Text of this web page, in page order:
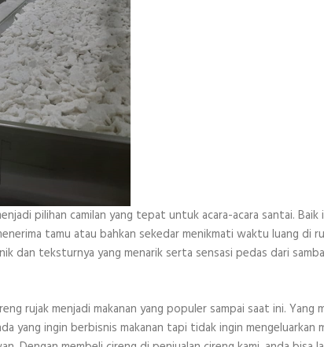
pilihan camilan yang tepat untuk acara-acara santai.
tamu atau bahkan sekedar menikmati waktu luang di
dan teksturnya yang menarik serta sensasi pedas dari
rujak menjadi makanan yang populer sampai saat ini. Yang
yang ingin berbisnis makanan tapi tidak ingin mengeluarkan